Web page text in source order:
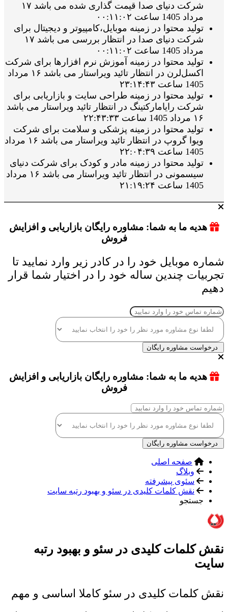
شرکت دنیای صدا قیمت گذاری شده می باشد ۱۷
مرداد 1405 ساعت ۰۰:۱۱:۰۲
تولید محتوا در زمینه موبایل،کامپیوتر و دیجیتال برای
شرکت دنیای صدا در انتظار بررسی می باشد ۱۷
مرداد 1405 ساعت ۰۰:۱۱:۰۲
تولید محتوا در زمینه آموزش نرم افزارها برای شرکت
اکسل‌لرن در انتظار تائید ویراستار می باشد ۱۶ مرداد
1405 ساعت ۲۳:۱۴:۴۳
تولید محتوا در زمینه طراحی سایت و بازاریابی برای
شرکت رایامارکتینگ در انتظار تائید ویراستار می باشد
۱۶ مرداد 1405 ساعت ۲۲:۴۳:۳۳
تولید محتوا در زمینه پزشکی و سلامت برای شرکت
ویوا گروپ در انتظار تائید ویراستار می باشد ۱۶ مرداد
1405 ساعت ۲۲:۰۴:۳۹
تولید محتوا در زمینه مادر و کودک برای شرکت دنیای
سیسمونی در انتظار تائید ویراستار می باشد ۱۶ مرداد
1405 ساعت ۲۱:۱۹:۲۴
هدیه ما به شما: مشاوره رایگان بازاریابی و افزایش
فروش
شماره موبایل خود را در کادر زیر وارد نمایید تا
تجربیات چندین ساله خود را در اختیار شما قرار
دهیم
درخواست مشاوره رایگان
هدیه ما به شما: مشاوره رایگان بازاریابی و افزایش
فروش
درخواست مشاوره رایگان
صفحه اصلی
وبلاگ
سئوی پیشرفته
نقش کلمات کلیدی در سئو و بهبود رتبه سایت
جستجو
نقش کلمات کلیدی در سئو و بهبود رتبه
سایت
نقش کلمات کلیدی در سئو کاملا اساسی و مهم